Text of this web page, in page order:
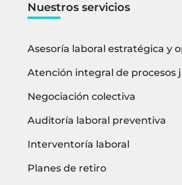
Nuestros servicios
Asesoría laboral estratégica y
Atención integral de procesos
Negociación colectiva
Auditoría laboral preventiva
Interventoría laboral
Planes de retiro